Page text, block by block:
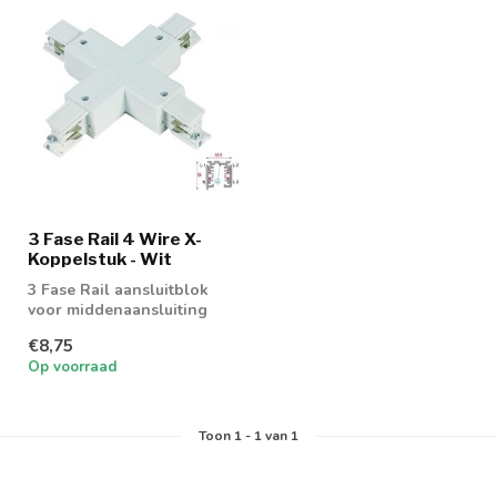
3 Fase Rail 4 Wire X-
Koppelstuk - Wit
3 Fase Rail aansluitblok
voor middenaansluiting
€8,75
Op voorraad
Toon 1- 1van 1